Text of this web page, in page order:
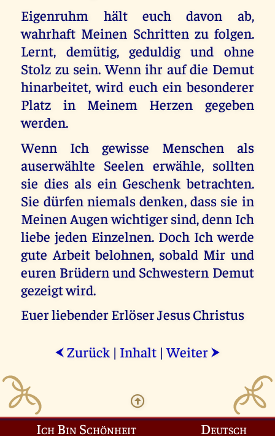
Eigenruhm hält euch davon ab,
wahrhaft Meinen Schritten zu folgen.
Lernt, demütig, geduldig und ohne
Stolz zu sein. Wenn ihr auf die Demut
hinarbeitet, wird euch ein besonderer
Platz in Meinem Herzen gegeben
werden.
Wenn Ich gewisse Menschen als
auserwählte Seelen erwähle, sollten
sie dies als ein Geschenk betrachten.
Sie dürfen niemals denken, dass sie in
Meinen Augen wichtiger sind, denn Ich
liebe jeden Einzelnen. Doch Ich werde
gute Arbeit belohnen, sobald Mir und
euren Brüdern und Schwestern Demut
gezeigt wird.
Euer liebender Erlöser Jesus Christus
⮜ Zurück | Inhalt |Weiter ⮞
Ich Bin Schönheit Deutsch